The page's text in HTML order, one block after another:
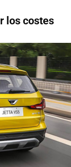
los costes